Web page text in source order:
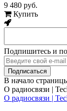
9 480 руб.
Купить
Подпишитесь и
В начало
О радиосвязи |
О радиосвязи |